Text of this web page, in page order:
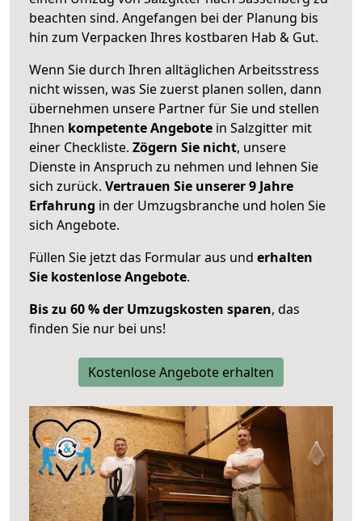
beachten sind. Angefangen bei der Planung bis
hin zum Verpacken Ihres kostbaren Hab & Gut.
Wenn Sie durch Ihren alltäglichen Arbeitsstress
nicht wissen, was Sie zuerst planen sollen, dann
übernehmen unsere Partner für Sie und stellen
Ihnen kompetente Angebote in Salzgitter mit
einer Checkliste. Zögern Sie nicht, unsere
Dienste in Anspruch zu nehmen und lehnen Sie
sich zurück. Vertrauen Sie unserer 9 Jahre
Erfahrung in der Umzugsbranche und holen Sie
sich Angebote.
Füllen Sie jetzt das Formular aus und erhalten
Sie kostenlose Angebote.
Bis zu 60 % der Umzugskosten sparen, das
finden Sie nur bei uns!
Kostenlose Angebote erhalten